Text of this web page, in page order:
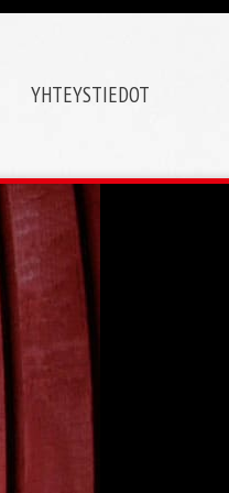
YHTEYSTIEDOT